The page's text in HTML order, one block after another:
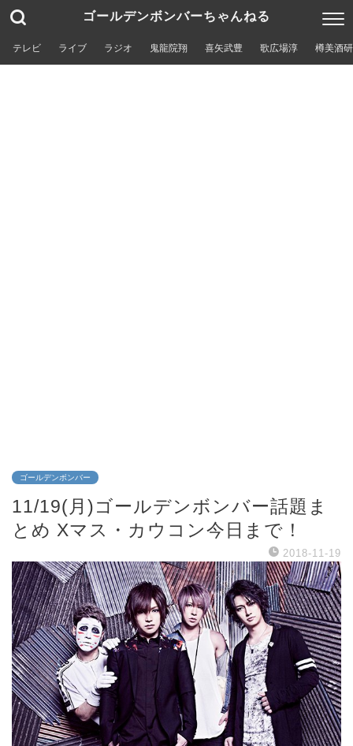
ゴールデンボンバーちゃんねる
テレビ ライブ ラジオ 鬼龍院翔 喜矢武豊 歌広場淳 樽美酒
ゴールデンボンバー
11/19(月)ゴールデンボンバー話題ま
とめ Xマス・カウコン今日まで！
2018-11-19